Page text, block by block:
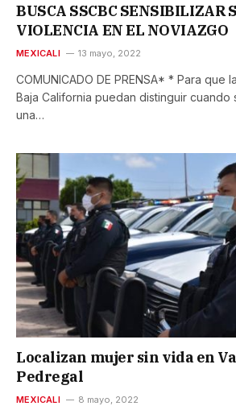
BUSCA SSCBC SENSIBILIZAR
VIOLENCIA EN EL NOVIAZGO
MEXICALI 13 mayo, 2022
COMUNICADO DE PRENSA* * Para que
Baja California puedan distinguir cuando
una…
Localizan mujer sin vida en
Pedregal
MEXICALI 8 mayo, 2022